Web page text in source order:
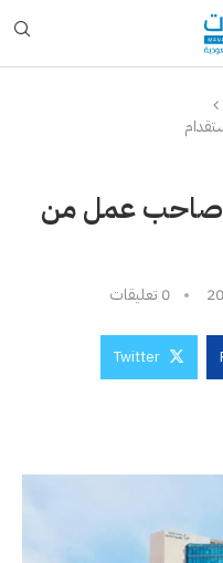
صاحب عمل من
0 تعليقات
Twitter